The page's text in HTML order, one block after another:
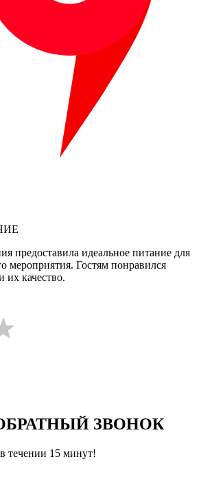
предоставила идеальное питание для
мероприятия. Гостям понравился
качество.
ЗВОНОК
течении 15 минут!